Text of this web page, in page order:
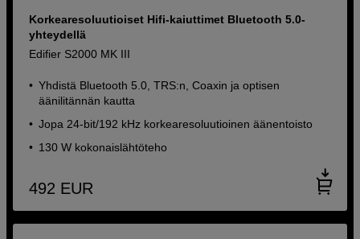
Korkearesoluutioiset Hifi-kaiuttimet Bluetooth 5.0-
yhteydellä
Edifier S2000 MK III
Yhdistä Bluetooth 5.0, TRS:n, Coaxin ja optisen
äänilitännän kautta
Jopa 24-bit/192 kHz korkearesoluutioinen äänentoisto
130 W kokonaislähtöteho
492 EUR